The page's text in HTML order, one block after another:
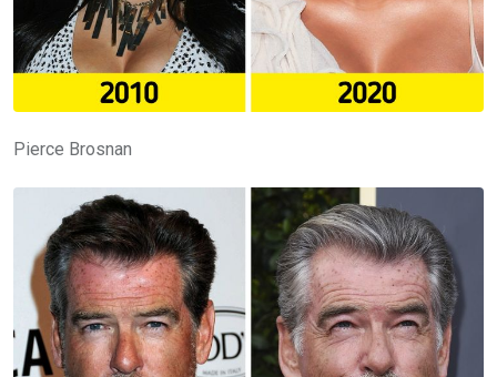
Pierce Brosnan